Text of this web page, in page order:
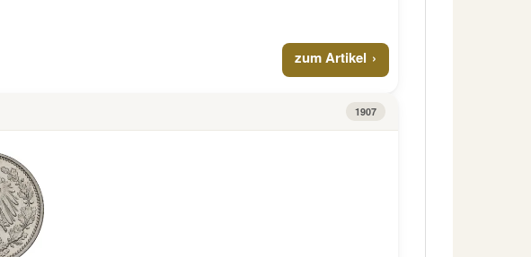
zum Artikel
1907